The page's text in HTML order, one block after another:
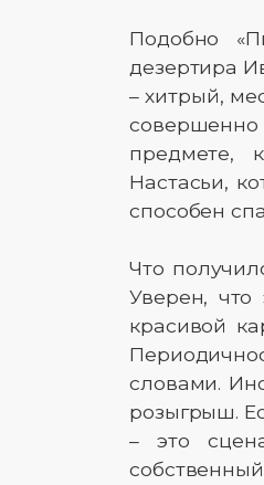
Подобно
дезертира
– хитрый,
совершенно
предмете,
Настасьи,
способен
Что
Уверен, что
красивой
словами.
розыгрыш.
– это